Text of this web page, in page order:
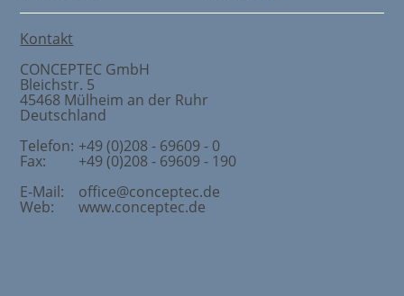
Kontakt
CONCEPTEC GmbH
Bleichstr. 5
45468 Mülheim an der Ruhr
Deutschland
Telefon: +49 (0)208 - 69609 - 0
Fax:
+49 (0)208 - 69609 - 190
E-Mail:
office@conceptec.de
Web: www.conceptec.de